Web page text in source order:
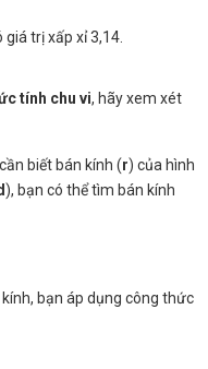
trị xấp xỉ 3,14.
tính chu vi, hãy xem xét
biết bán kính (r) của hình
), bạn có thể tìm bán kính
bạn áp dụng công thức